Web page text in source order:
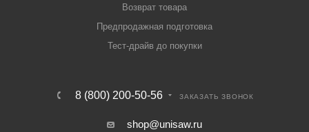
Возврат товара
Предпродажная подготовка
Тест-драйв до покупки
8 (800) 200-50-56 ЗАКАЗАТЬ ЗВОНОК
shop@unisaw.ru